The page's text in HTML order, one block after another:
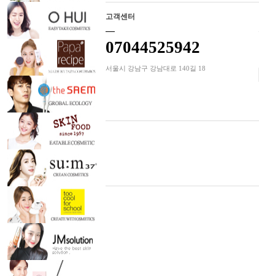
고객센터
07044525942
서울시 강남구 강남대로 140길 18